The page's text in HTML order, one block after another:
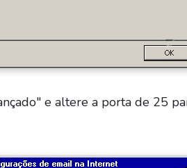
e altere a porta de 25